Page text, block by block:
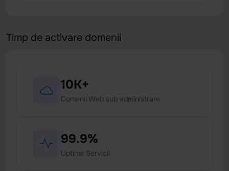
Timp de activare domenii
10K+
Domenii Web sub administrare
99.9%
Uptime Servicii